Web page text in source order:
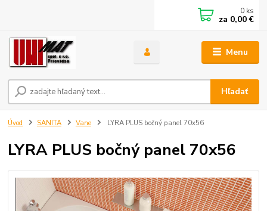
Menu
Hľadať
0 ks
za 0,00 €
Úvod SANITA Vane LYRA PLUS bočný panel 70x56
LYRA PLUS bočný panel 70x56